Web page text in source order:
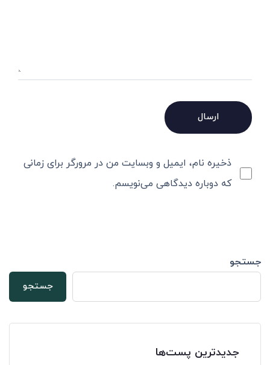
ذخیره نام، ایمیل و وبسایت من در مرورگر برای زمانی
که دوباره دیدگاهی می‌نویسم.
جستجو
جستجو
جدیدترین پست‌ها